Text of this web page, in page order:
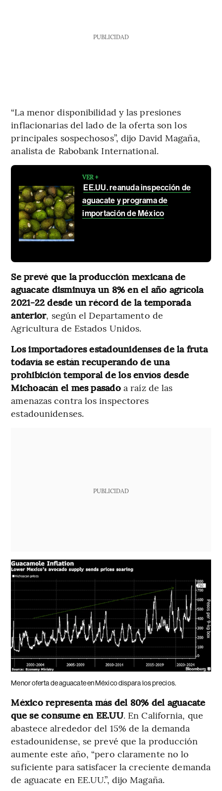
PUBLICIDAD
“La menor disponibilidad y las presiones
inflacionarias del lado de la oferta son los
principales sospechosos”, dijo David Magaña,
analista de Rabobank International.
VER +
EE.UU. reanuda inspección de
aguacate y programa de
importación de México
Se prevé que la producción mexicana de
aguacate disminuya un 8% en el año agrícola
2021-22 desde un récord de la temporada
anterior, según el Departamento de
Agricultura de Estados Unidos.
Los importadores estadounidenses de la fruta
todavía se están recuperando de una
prohibición temporal de los envíos desde
Michoacán el mes pasadoa raíz de las
amenazas contra los inspectores
estadounidenses.
PUBLICIDAD
Menor oferta de aguacate en México dispara los precios.
México representa más del 80% del aguacate
que se consume en EE.UU. En California, que
abastece alrededor del 15% de la demanda
estadounidense, se prevé que la producción
aumente este año, “pero claramente no lo
suficiente para satisfacer la creciente demanda
de aguacate en EE.UU.”, dijo Magaña.